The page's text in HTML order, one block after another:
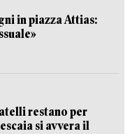
in piazza Attias:
restano per
si avvera il